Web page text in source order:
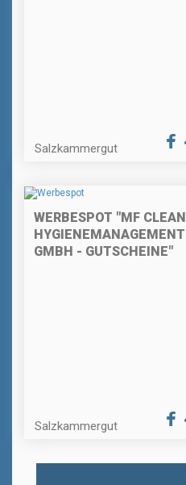
Salzkammergut
WERBESPOT "MF CLEAN
HYGIENEMANAGEMENT
GMBH - GUTSCHEINE"
Salzkammergut